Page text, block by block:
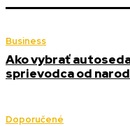
Business
Ako vybrať
sprievodca od
Doporučené